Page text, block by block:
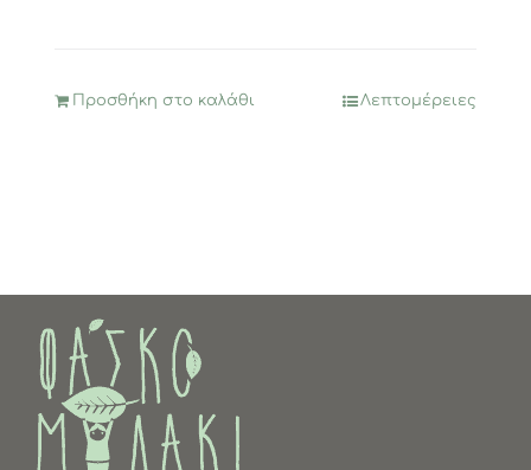
Προσθήκη στο καλάθι Λεπτομέρειες